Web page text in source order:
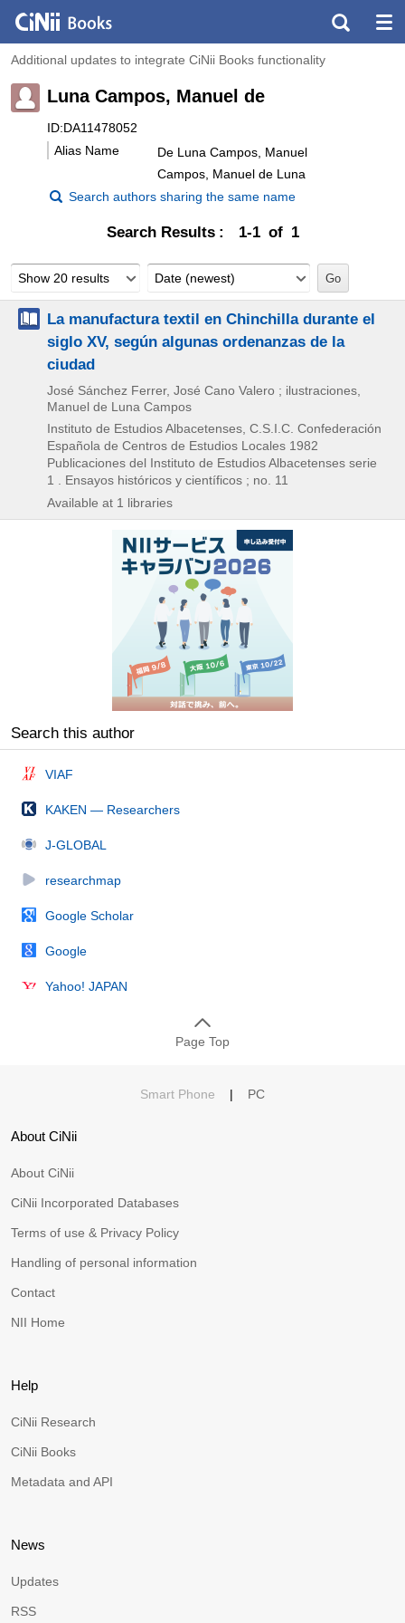
Additional updates to integrate CiNii Books functionality
Luna Campos, Manuel de
ID:DA11478052
Alias Name
De Luna Campos, Manuel
Campos, Manuel de Luna
Search authors sharing the same name
Search Results 1-1 of 1
Show 20 results Date (newest)
La manufactura textil en Chinchilla durante el
siglo XV, según algunas ordenanzas de la
ciudad
José Sánchez Ferrer, José Cano Valero ; ilustraciones,
Manuel de Luna Campos
Instituto de Estudios Albacetenses, C.S.I.C. Confederación
Española de Centros de Estudios Locales 1982
Publicaciones del Instituto de Estudios Albacetenses serie
1 . Ensayos históricos y científicos ; no. 11
Available at 1 libraries
Search this author
VIAF
KAKEN — Researchers
J-GLOBAL
researchmap
Google Scholar
Google
Yahoo! JAPAN
Page Top
Smart Phone | PC
About CiNii
About CiNii
CiNii Incorporated Databases
Terms of use & Privacy Policy
Handling of personal information
Contact
NII Home
Help
CiNii Research
CiNii Books
Metadata and API
News
Updates
RSS